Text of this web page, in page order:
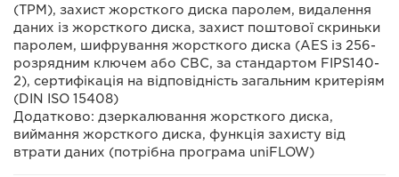
(TPM), захист жорсткого диска паролем, видалення
даних із жорсткого диска, захист поштової скриньки
паролем, шифрування жорсткого диска (AES із 256-
розрядним ключем або CBC, за стандартом FIPS140-
2), сертифікація на відповідність загальним критеріям
(DIN ISO 15408)
Додатково: дзеркалювання жорсткого диска,
виймання жорсткого диска, функція захисту від
втрати даних (потрібна програма uniFLOW)